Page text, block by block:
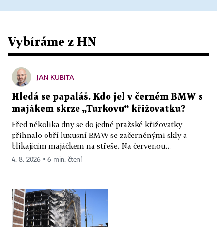
Vybíráme z HN
JAN KUBITA
Hledá se papaláš. Kdo jel v černém BMW s
majákem skrze „Turkovu“ křižovatku?
Před několika dny se do jedné pražské křižovatky
přihnalo obří luxusní BMW se začerněnými skly a
blikajícím majáčkem na střeše. Na červenou...
4. 8. 2026 ▪ 6 min. čtení